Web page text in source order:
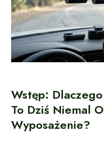
Wstęp:
To Dziś Niemal
Wyposażenie?